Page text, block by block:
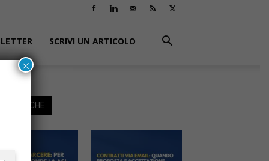
SCRIVI UN ARTICOLO
ANCHE
×